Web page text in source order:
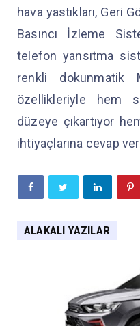
hava yastıkları, Geri
Basıncı İzleme
telefon yansıtma
renkli dokunmatik
özellikleriyle hem
düzeye çıkartıyor
ihtiyaçlarına cevap
ALAKALI YAZILAR